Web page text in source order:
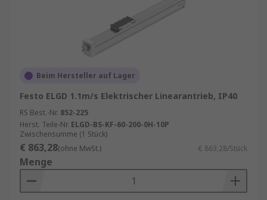
Beim Hersteller auf Lager
Festo ELGD 1.1m/s Elektrischer Linearantrieb, IP40
RS Best.-Nr. 852-225
Herst. Teile-Nr. ELGD-BS-KF-60-200-0H-10P
Zwischensumme (1 Stück)
€ 863,28(ohne MwSt.) € 863,28/Stück
Menge